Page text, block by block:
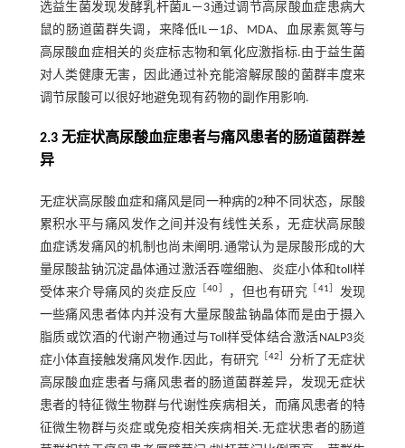
选益生菌发现发酵乳杆菌JL－3通过调节高尿酸血症患病大
鼠的肠道菌群失调，来降低IL－1β、MDA、血尿素氮等与
高尿酸血症相关的炎症标志物和氧化应激指标.由于益生菌
对人类健康无害，因此通过补充能溶解尿酸的菌群丰度来
调节尿酸可以很好地避免现有药物的副作用影响.
2.3 无症状高尿酸血症患者与痛风患者的肠道菌群差
异
无症状高尿酸血症和痛风是同一种病的2种不同状态，尿酸
累积水平与痛风发作之间并没有线性关系，无症状高尿酸
血症诱发痛风的机制也尚未阐明.通常认为是尿酸形成的大
量尿酸盐钠沉淀晶体通过激活吞噬细胞、炎症小体和toll样
受体来介导痛风的炎症反应 ［40 ，但也有研究 41
发现
一些痛风患者体内并没有大量尿酸盐钠晶体而是由于摄入
脂质或饮酒的代谢产物通过与Toll样受体结合激活NALP3炎
症小体直接触发痛风发作.因此，有研究 ［42 ］分析了无症状
高尿酸血症患者与痛风患者的肠道菌群差异，发现无症状
患者的特征微生物群与代谢性疾病相关，而痛风患者的特
征微生物群与炎症或免疫相关疾病相关.无症状患者的肠道